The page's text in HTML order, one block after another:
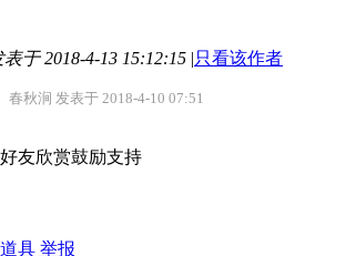
表于 2018-4-13 15:12:15 |只看该作者
春秋涧 发表于 2018-4-10 07:51
友欣赏鼓励支持
具 举报